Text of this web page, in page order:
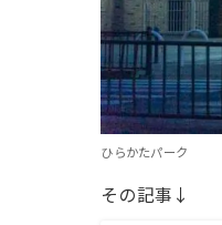
ひらかたパーク
その記事↓